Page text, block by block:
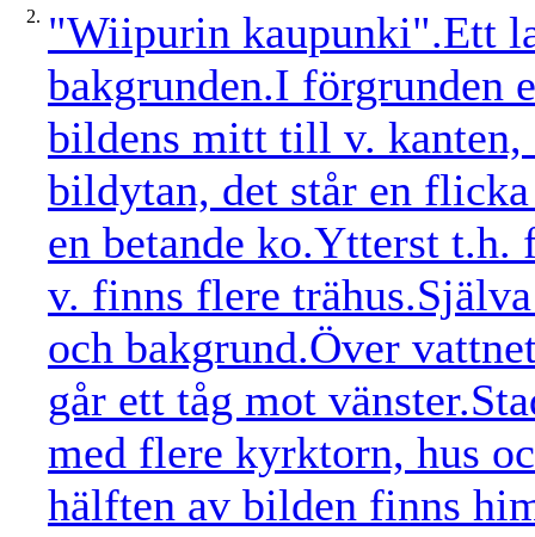
2. "Wiipurin kaupunki".Ett
bakgrunden.I förgrunden
bildens mitt till v. kanten,
bildytan, det står en
en betande ko.Ytterst
v. finns flere
och bakgrund.Över
går ett tåg mot
med flere kyrktorn, hus
hälften av bilden finns